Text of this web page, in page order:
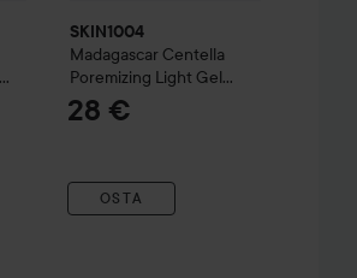
SKIN1004
Madagascar Centella
Poremizing Light Gel
Cream75 ml
28 €
OSTA